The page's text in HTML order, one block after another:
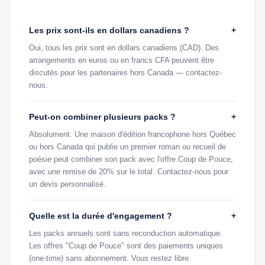
Les prix sont-ils en dollars canadiens ? +
Oui, tous les prix sont en dollars canadiens (CAD). Des
arrangements en euros ou en francs CFA peuvent être
discutés pour les partenaires hors Canada — contactez-
nous.
Peut-on combiner plusieurs packs ? +
Absolument. Une maison d'édition francophone hors Québec
ou hors Canada qui publie un premier roman ou recueil de
poésie peut combiner son pack avec l'offre Coup de Pouce,
avec une remise de 20% sur le total. Contactez-nous pour
un devis personnalisé.
Quelle est la durée d'engagement ? +
Les packs annuels sont sans reconduction automatique.
Les offres "Coup de Pouce" sont des paiements uniques
(one-time) sans abonnement. Vous restez libre.